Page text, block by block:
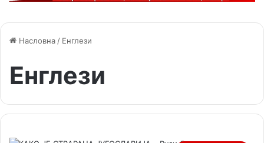
Насловна / Енглези
Енглези